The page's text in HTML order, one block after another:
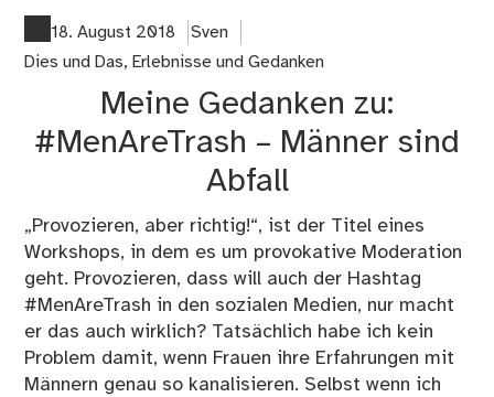
18. August 2018
Sven
Dies und Das, Erlebnisse und Gedanken
Meine Gedanken zu:
#MenAreTrash – Männer sind
Abfall
„Provozieren, aber richtig!“, ist der Titel eines
Workshops, in dem es um provokative Moderation
geht. Provozieren, dass will auch der Hashtag
#MenAreTrash in den sozialen Medien, nur macht
er das auch wirklich? Tatsächlich habe ich kein
Problem damit, wenn Frauen ihre Erfahrungen mit
Männern genau so kanalisieren. Selbst wenn ich